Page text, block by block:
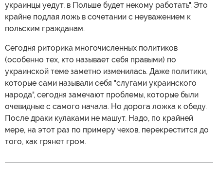
украинцы уедут, в Польше будет некому работать". Это
крайне подлая ложь в сочетании с неуважением к
польским гражданам.
Сегодня риторика многочисленных политиков
(особенно тех, кто называет себя правыми) по
украинской теме заметно изменилась. Даже политики,
которые сами называли себя "слугами украинского
народа", сегодня замечают проблемы, которые были
очевидные с самого начала. Но дорога ложка к обеду.
После драки кулаками не машут. Надо, по крайней
мере, на этот раз по примеру чехов, перекрестится до
того, как грянет гром.